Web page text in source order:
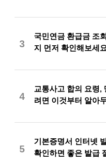
3
국민연금 환급금 조
지 먼저 확인해보세요
4
교통사고 합의 요령,
려면 이것부터 알아
5
기본증명서 인터넷
확인하면 좋은 발급